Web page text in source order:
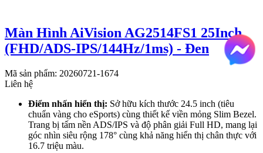
Màn Hình AiVision AG2514FS1 25Inch
(FHD/ADS-IPS/144Hz/1ms) - Đen
Mã sản phẩm: 20260721-1674
Liên hệ
Điểm nhấn hiển thị: Sở hữu kích thước 24.5 inch (tiêu
chuẩn vàng cho eSports) cùng thiết kế viền mỏng Slim Bezel.
Trang bị tấm nền ADS/IPS và độ phân giải Full HD, mang lại
góc nhìn siêu rộng 178° cùng khả năng hiển thị chân thực với
16.7 triệu màu.